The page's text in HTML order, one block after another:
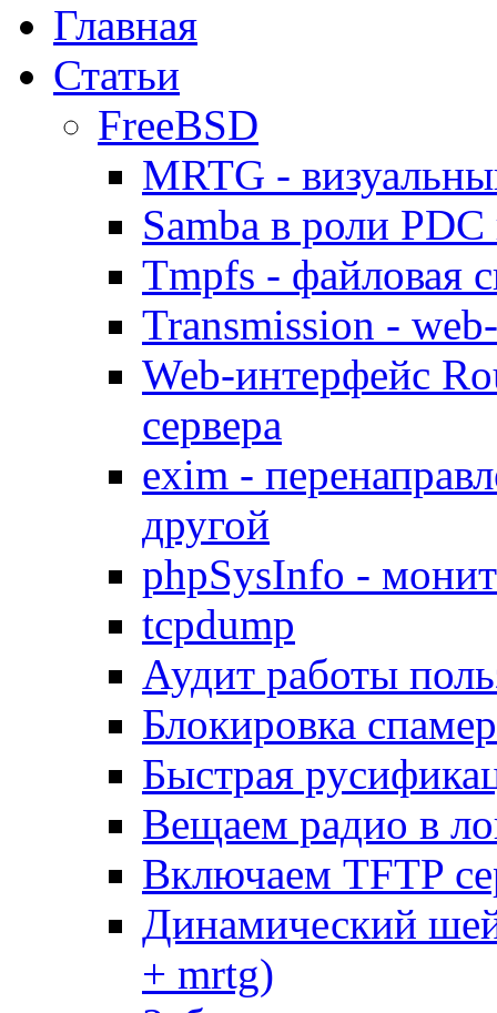
Главная
Статьи
FreeBSD
MRTG -
Samba в роли
Tmpfs - файловая
Transmission -
Web-интерфейс
сервера
exim -
другой
phpSysInfo -
tcpdump
Аудит работы
Блокировка
Быстрая
Вещаем радио в
Включаем TFTP
Динамический
+ mrtg)